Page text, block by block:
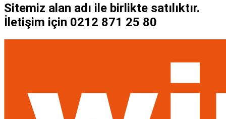
Sitemiz alan adı ile birlikte satılıktır.
İletişim için 0212 871 25 80